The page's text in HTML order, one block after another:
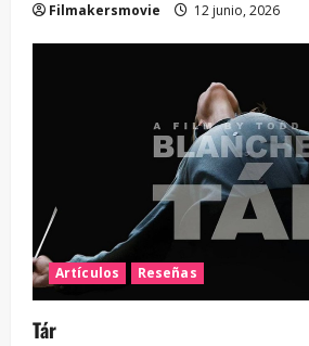
Filmakersmovie 12 junio, 2026
Artículos Reseñas
Tár